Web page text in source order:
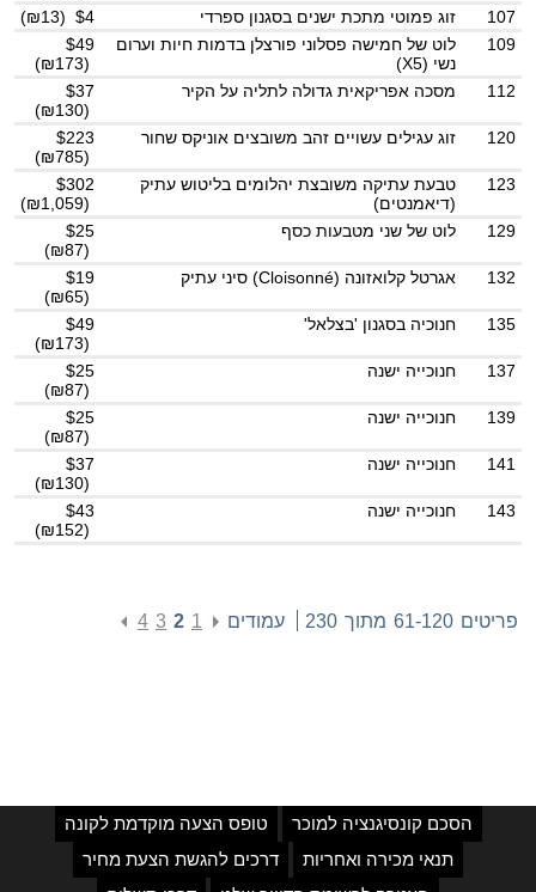
107
זוג פמוטי מתכת ישנים בסגנון ספרדי
$4 (₪13)
109
לוט של חמישה פסלוני פורצלן בדמות חיות וערום
נשי (X5)
$49
(₪173)
112
מסכה אפריקאית גדולה לתליה על הקיר
$37
(₪130)
120
זוג עגילים עשויים זהב משובצים אוניקס שחור
$223
(₪785)
123
טבעת עתיקה משובצת יהלומים בליטוש עתיק
(דיאמנטים)
$302
(₪1,059)
129
לוט של שני מטבעות כסף
$25
(₪87)
132
אגרטל קלואזונה (Cloisonné) סיני עתיק
$19
(₪65)
135
חנוכיה בסגנון 'בצלאל'
$49
(₪173)
137
חנוכייה ישנה
$25
(₪87)
139
חנוכייה ישנה
$25
(₪87)
141
חנוכייה ישנה
$37
(₪130)
143
חנוכייה ישנה
$43
(₪152)
פריטים 61-120 מתוך 230 עמודים 4 3 2 1
הסכם קונסיגנציה למוכר
טופס הצעה מוקדמת לקונה
תנאי מכירה ואחריות
דרכים להגשת הצעת מחיר